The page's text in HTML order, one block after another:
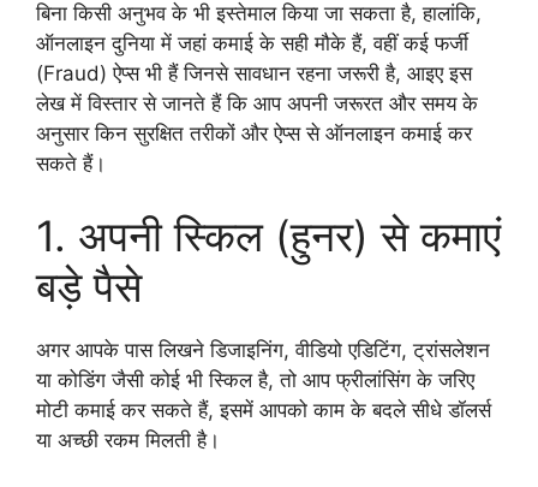
बिना किसी अनुभव के भी इस्तेमाल किया जा सकता है, हालांकि,
ऑनलाइन दुनिया में जहां कमाई के सही मौके हैं, वहीं कई फर्जी
(Fraud) ऐप्स भी हैं जिनसे सावधान रहना जरूरी है, आइए इस
लेख में विस्तार से जानते हैं कि आप अपनी जरूरत और समय के
अनुसार किन सुरक्षित तरीकों और ऐप्स से ऑनलाइन कमाई कर
सकते हैं।
1. अपनी स्किल (हुनर) से कमाएं
बड़े पैसे
अगर आपके पास लिखने डिजाइनिंग, वीडियो एडिटिंग, ट्रांसलेशन
या कोडिंग जैसी कोई भी स्किल है, तो आप फ्रीलांसिंग के जरिए
मोटी कमाई कर सकते हैं, इसमें आपको काम के बदले सीधे डॉलर्स
या अच्छी रकम मिलती है।